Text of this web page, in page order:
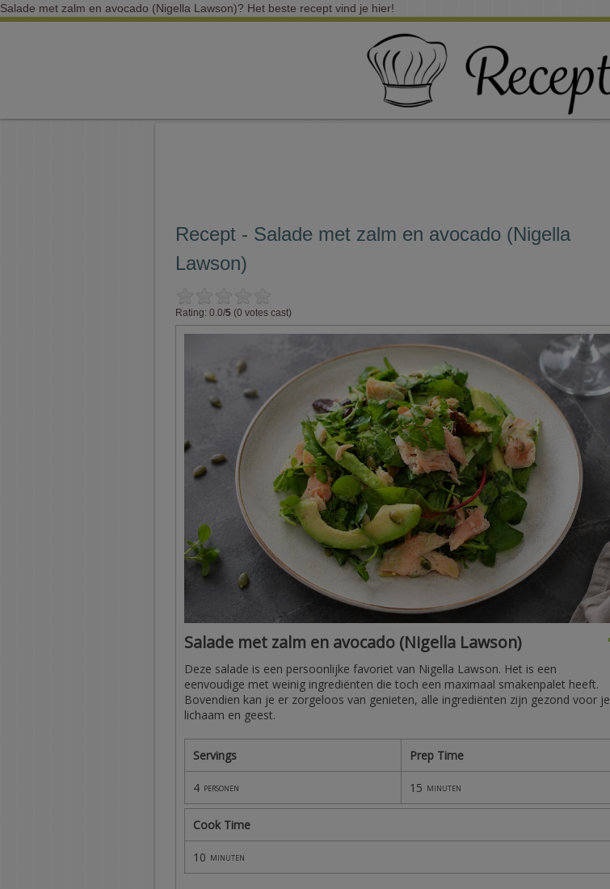
Salade met zalm en avocado (Nigella Lawson)? Het beste recept vind je hier!
Recept - Salade met zalm en avocado (Nigella
Lawson)
Rating: 0.0/5 (0 votes cast)
Salade met zalm en avocado (Nigella Lawson)
Deze salade is een persoonlijke favoriet van Nigella Lawson. Het is een
eenvoudige met weinig ingrediënten die toch een maximaal smakenpalet heeft.
Bovendien kan je er zorgeloos van genieten, alle ingrediënten zijn gezond voor je
lichaam en geest.
Servings Prep Time
4 personen 15 minuten
Cook Time
10 minuten